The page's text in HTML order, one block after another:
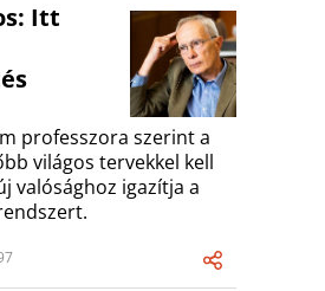
Itt
professzora szerint a
világos tervekkel kell
valósághoz igazítja a